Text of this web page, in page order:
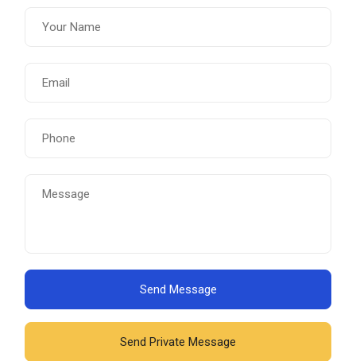
Send Message
Send Private Message